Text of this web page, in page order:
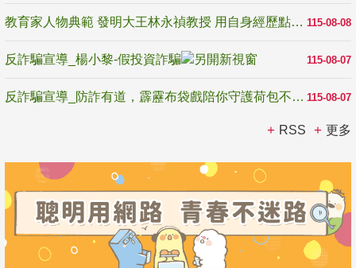
115-08-08
教育家人物典範 發明大王林永禎教授 用自身經歷點亮學生的路
115-08-07
反詐騙宣導_楊小黎-假投資詐騙
115-08-07
反詐騙宣導_防詐有道，霹靂布袋戲陪你守護荷包不受騙
RSS 更多